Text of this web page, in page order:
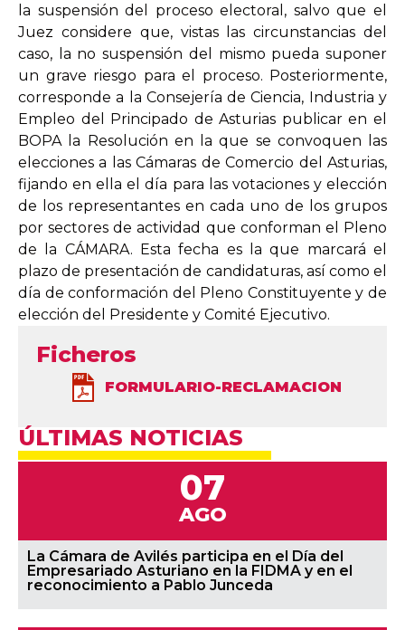
la suspensión del proceso electoral, salvo que el
Juez considere que, vistas las circunstancias del
caso, la no suspensión del mismo pueda suponer
un grave riesgo para el proceso. Posteriormente,
corresponde a la Consejería de Ciencia, Industria y
Empleo del Principado de Asturias publicar en el
BOPA la Resolución en la que se convoquen las
elecciones a las Cámaras de Comercio del Asturias,
fijando en ella el día para las votaciones y elección
de los representantes en cada uno de los grupos
por sectores de actividad que conforman el Pleno
de la CÁMARA. Esta fecha es la que marcará el
plazo de presentación de candidaturas, así como el
día de conformación del Pleno Constituyente y de
elección del Presidente y Comité Ejecutivo.
Ficheros
FORMULARIO-RECLAMACION
ÚLTIMAS NOTICIAS
07
AGO
La Cámara de Avilés participa en el Día del
Empresariado Asturiano en la FIDMA y en el
reconocimiento a Pablo Junceda